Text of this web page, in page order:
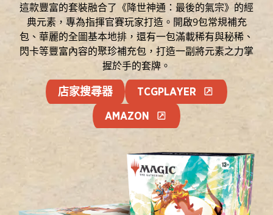
這款豐富的套裝融合了《降世神通：最後的氣宗》的經
典元素，專為指揮官賽玩家打造。開啟9包常規補充
包、華麗的全圖基本地排，還有一包滿載稀有與秘稀、
閃卡等豐富內容的聚珍補充包，打造一副將元素之力掌
握於手的套牌。
店家搜尋器 TCGPLAYER
AMAZON